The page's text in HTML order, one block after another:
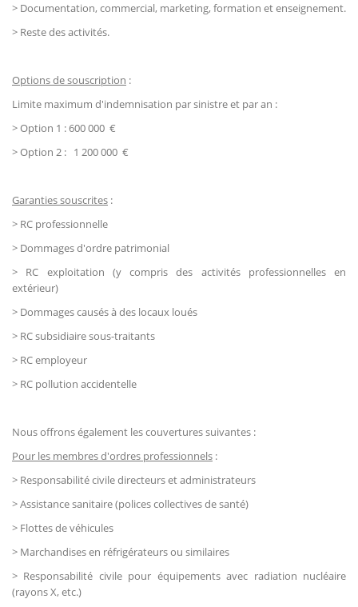
> Documentation, commercial, marketing, formation et enseignement.
> Reste des activités.
Options de souscription :
Limite maximum d'indemnisation par sinistre et par an :
> Option 1 : 600 000 €
> Option 2 : 1 200 000 €
Garanties souscrites :
> RC professionnelle
> Dommages d'ordre patrimonial
> RC exploitation (y compris des activités professionnelles en
extérieur)
> Dommages causés à des locaux loués
> RC subsidiaire sous-traitants
> RC employeur
> RC pollution accidentelle
Nous offrons également les couvertures suivantes :
Pour les membres d'ordres professionnels :
> Responsabilité civile directeurs et administrateurs
> Assistance sanitaire (polices collectives de santé)
> Flottes de véhicules
> Marchandises en réfrigérateurs ou similaires
> Responsabilité civile pour équipements avec radiation nucléaire
(rayons X, etc.)